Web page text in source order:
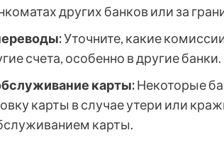
других банков или за
Уточните, какие
счета, особенно в другие банки.
карты:Некоторые
карты в случае утери или
карты.